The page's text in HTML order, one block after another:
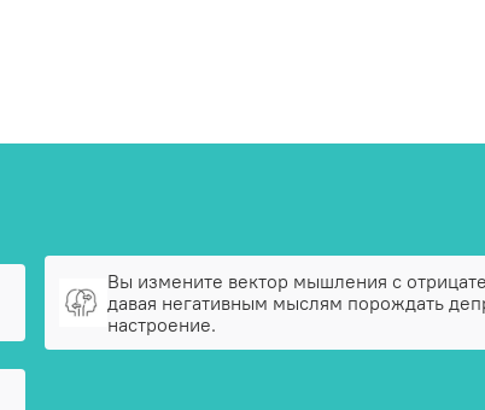
Вы измените вектор мышления с
давая негативным мыслям порождать
настроение.